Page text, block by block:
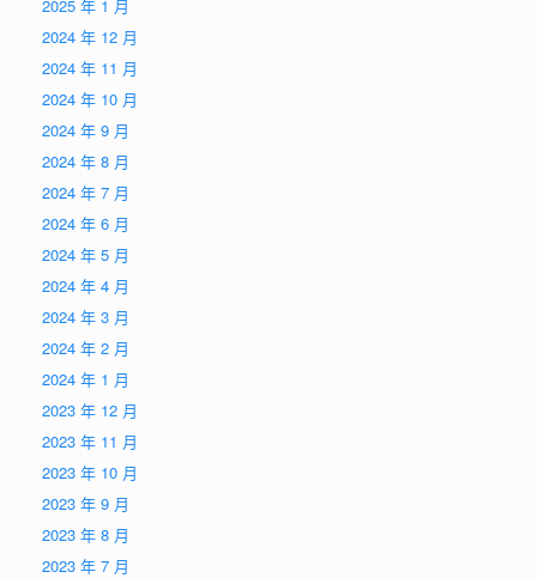
2025 年 1 月
2024 年 12 月
2024 年 11 月
2024 年 10 月
2024 年 9 月
2024 年 8 月
2024 年 7 月
2024 年 6 月
2024 年 5 月
2024 年 4 月
2024 年 3 月
2024 年 2 月
2024 年 1 月
2023 年 12 月
2023 年 11 月
2023 年 10 月
2023 年 9 月
2023 年 8 月
2023 年 7 月